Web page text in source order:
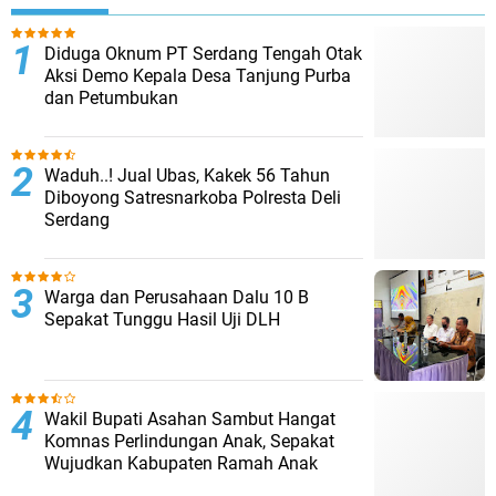
Diduga Oknum PT Serdang Tengah Otak
Aksi Demo Kepala Desa Tanjung Purba
dan Petumbukan
Waduh..! Jual Ubas, Kakek 56 Tahun
Diboyong Satresnarkoba Polresta Deli
Serdang
Warga dan Perusahaan Dalu 10 B
Sepakat Tunggu Hasil Uji DLH
Wakil Bupati Asahan Sambut Hangat
Komnas Perlindungan Anak, Sepakat
Wujudkan Kabupaten Ramah Anak